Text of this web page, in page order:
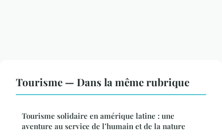
Tourisme — Dans la même rubrique
Tourisme solidaire en amérique latine : une
aventure au service de l’humain et de la nature